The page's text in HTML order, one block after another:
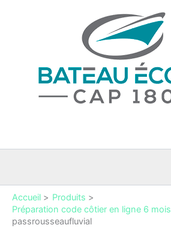
Accueil
Produits
Préparation code côtier en ligne 6 mois
passrousseaufluvial